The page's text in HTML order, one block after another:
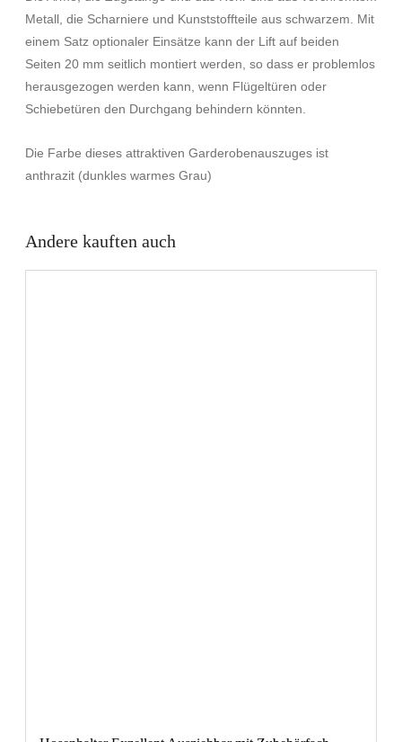
Metall, die Scharniere und Kunststoffteile aus schwarzem. Mit
einem Satz optionaler Einsätze kann der Lift auf beiden
Seiten 20 mm seitlich montiert werden, so dass er problemlos
herausgezogen werden kann, wenn Flügeltüren oder
Schiebetüren den Durchgang behindern könnten.
Die Farbe dieses attraktiven Garderobenauszuges ist
anthrazit (dunkles warmes Grau)
Andere kauften auch